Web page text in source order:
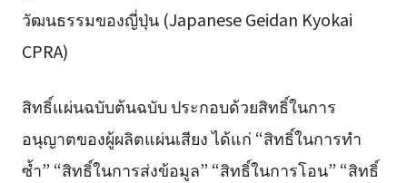
วัฒนธรรมของญี่ปุ่น (Japanese Geidan Kyokai
CPRA)
สิทธิ์แผ่นฉบับต้นฉบับ ประกอบด้วยสิทธิ์ในการ
อนุญาตของผู้ผลิตแผ่นเสียง ได้แก่ “สิทธิ์ในการทำ
ซ้ำ” “สิทธิ์ในการส่งข้อมูล” “สิทธิ์ในการโอน” “สิทธิ์